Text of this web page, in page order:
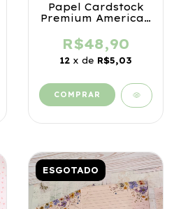
Papel Cardstock
Premium American
Pacote com 40
Folhas
R$48,90
12 x de R$5,03
ESGOTADO